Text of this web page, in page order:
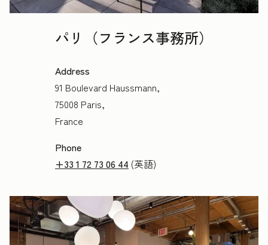
パリ（フランス事務所）
Address
91 Boulevard Haussmann,
75008 Paris,
France
Phone
+33 1 72 73 06 44 (英語)